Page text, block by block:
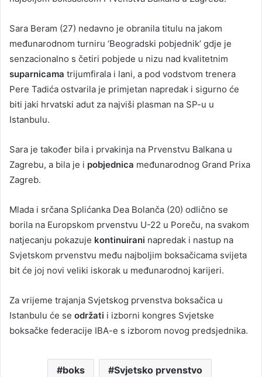
Sara Beram (27) nedavno je obranila titulu na jakom
međunarodnom turniru ‘Beogradski pobjednik’ gdje je
senzacionalno s četiri pobjede u nizu nad kvalitetnim
suparnicama trijumfirala i lani, a pod vodstvom trenera
Pere Tadića ostvarila je primjetan napredak i sigurno će
biti jaki hrvatski adut za najviši plasman na SP-u u
Istanbulu.
Sara je također bila i prvakinja na Prvenstvu Balkana u
Zagrebu, a bila je i pobjednica međunarodnog Grand Prixa
Zagreb.
Mlada i srčana Splićanka Dea Bolanča (20) odlično se
borila na Europskom prvenstvu U-22 u Poreču, na svakom
natjecanju pokazuje kontinuirani napredak i nastup na
Svjetskom prvenstvu među najboljim boksačicama svijeta
bit će joj novi veliki iskorak u međunarodnoj karijeri.
Za vrijeme trajanja Svjetskog prvenstva boksačica u
Istanbulu će se održati i izborni kongres Svjetske
boksačke federacije IBA-e s izborom novog predsjednika.
boks Svjetsko prvenstvo